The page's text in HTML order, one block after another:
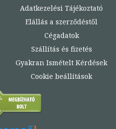
Adatkezelési Tájékoztató
Elállás a szerződéstől
Cégadatok
Szállítás és fizetés
Gyakran Ismételt Kérdések
Cookie beállítások